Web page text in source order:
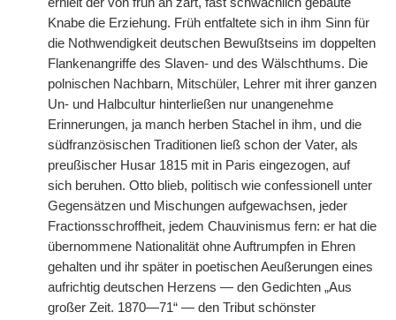
Knabe die Erziehung. Früh entfaltete sich in ihm Sinn für
die Nothwendigkeit deutschen Bewußtseins im doppelten
Flankenangriffe des Slaven- und des Wälschthums. Die
polnischen Nachbarn, Mitschüler, Lehrer mit ihrer ganzen
Un- und Halbcultur hinterließen nur unangenehme
Erinnerungen, ja manch herben Stachel in ihm, und die
südfranzösischen Traditionen ließ schon der Vater, als
preußischer Husar 1815 mit in Paris eingezogen, auf
sich beruhen. Otto blieb, politisch wie confessionell unter
Gegensätzen und Mischungen aufgewachsen, jeder
Fractionsschroffheit, jedem Chauvinismus fern: er hat die
übernommene Nationalität ohne Auftrumpfen in Ehren
gehalten und ihr später in poetischen Aeußerungen eines
aufrichtig deutschen Herzens — den Gedichten „Aus
großer Zeit. 1870—71“ — den Tribut schönster